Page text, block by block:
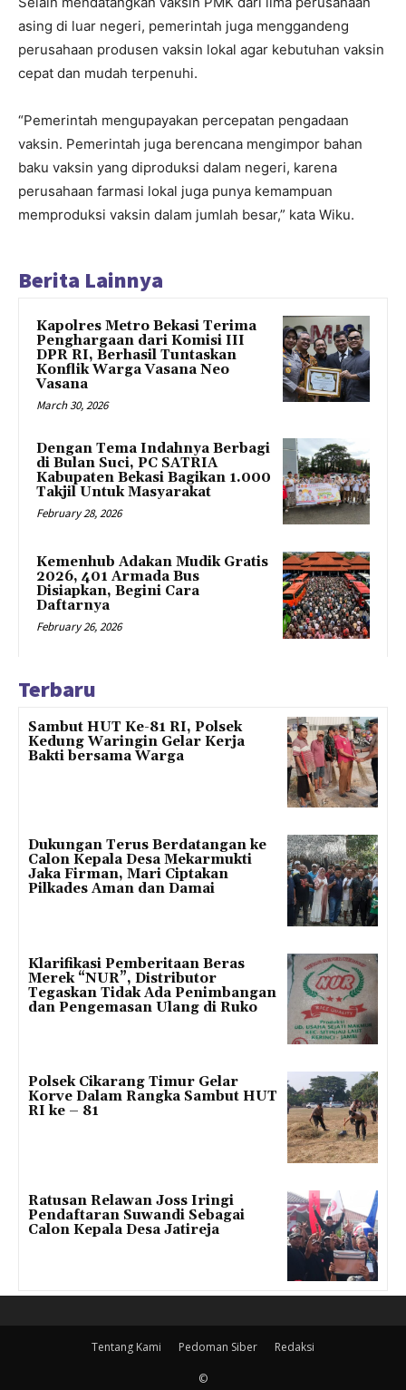
asing di luar negeri, pemerintah juga menggandeng
perusahaan produsen vaksin lokal agar kebutuhan vaksin
cepat dan mudah terpenuhi.
“Pemerintah mengupayakan percepatan pengadaan
vaksin. Pemerintah juga berencana mengimpor bahan
baku vaksin yang diproduksi dalam negeri, karena
perusahaan farmasi lokal juga punya kemampuan
memproduksi vaksin dalam jumlah besar,” kata Wiku.
Berita Lainnya
Kapolres Metro Bekasi Terima
Penghargaan dari Komisi III
DPR RI, Berhasil Tuntaskan
Konflik Warga Vasana Neo
Vasana
March 30, 2026
Dengan Tema Indahnya Berbagi
di Bulan Suci, PC SATRIA
Kabupaten Bekasi Bagikan 1.000
Takjil Untuk Masyarakat
February 28, 2026
Kemenhub Adakan Mudik Gratis
2026, 401 Armada Bus
Disiapkan, Begini Cara
Daftarnya
February 26, 2026
Terbaru
Sambut HUT Ke-81 RI, Polsek
Kedung Waringin Gelar Kerja
Bakti bersama Warga
Dukungan Terus Berdatangan ke
Calon Kepala Desa Mekarmukti
Jaka Firman, Mari Ciptakan
Pilkades Aman dan Damai
Klarifikasi Pemberitaan Beras
Merek “NUR”, Distributor
Tegaskan Tidak Ada Penimbangan
dan Pengemasan Ulang di Ruko
Polsek Cikarang Timur Gelar
Korve Dalam Rangka Sambut HUT
RI ke – 81
Ratusan Relawan Joss Iringi
Pendaftaran Suwandi Sebagai
Calon Kepala Desa Jatireja
Tentang Kami Pedoman Siber Redaksi
©